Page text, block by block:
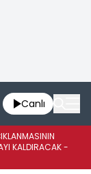
Canlı
KALDIRACAK -